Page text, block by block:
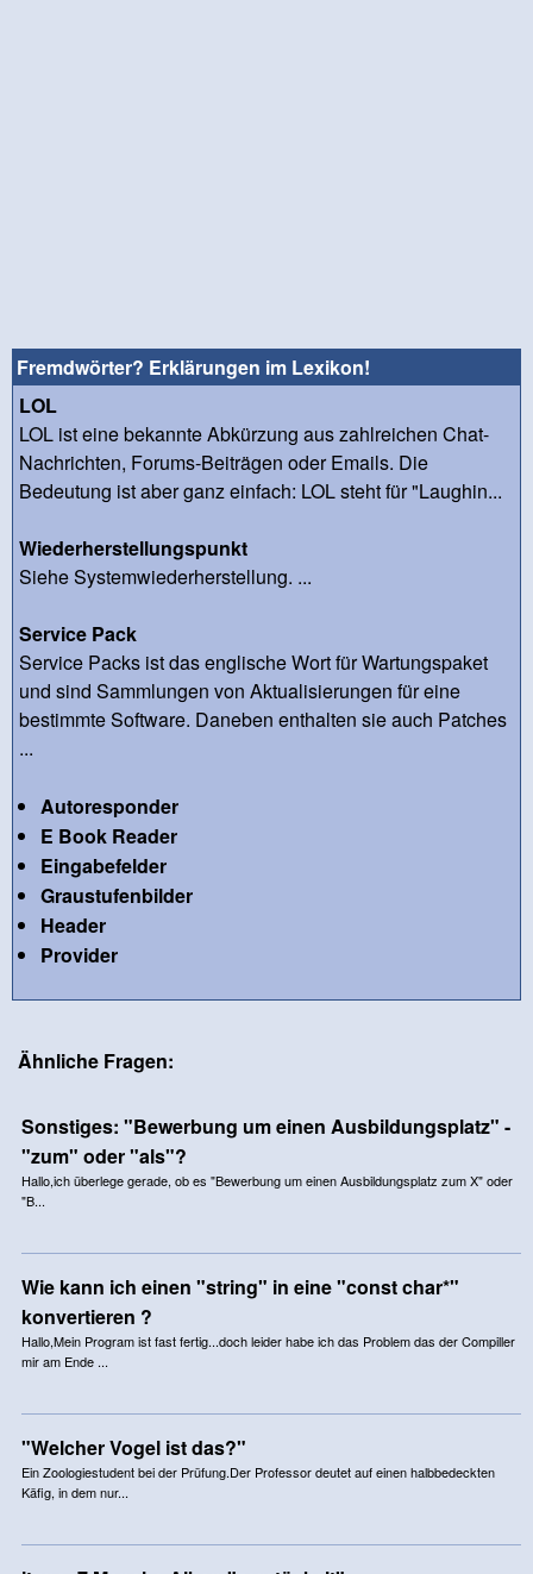
Fremdwörter? Erklärungen im Lexikon!
LOL
LOL ist eine bekannte Abkürzung aus zahlreichen Chat-
Nachrichten, Forums-Beiträgen oder Emails. Die
Bedeutung ist aber ganz einfach: LOL steht für "Laughin...
Wiederherstellungspunkt
Siehe Systemwiederherstellung. ...
Service Pack
Service Packs ist das englische Wort für Wartungspaket
und sind Sammlungen von Aktualisierungen für eine
bestimmte Software. Daneben enthalten sie auch Patches
...
Autoresponder
E Book Reader
Eingabefelder
Graustufenbilder
Header
Provider
Ähnliche Fragen:
Sonstiges: "Bewerbung um einen Ausbildungsplatz" -
"zum" oder "als"?
Hallo,ich überlege gerade, ob es "Bewerbung um einen Ausbildungsplatz zum X" oder
"B...
Wie kann ich einen "string" in eine "const char*"
konvertieren ?
Hallo,Mein Program ist fast fertig...doch leider habe ich das Problem das der Compiller
mir am Ende ...
"Welcher Vogel ist das?"
Ein Zoologiestudent bei der Prüfung.Der Professor deutet auf einen halbbedeckten
Käfig, in dem nur...